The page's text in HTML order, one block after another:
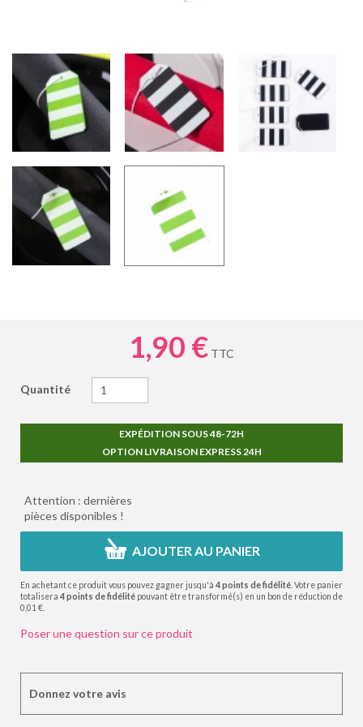
1,90 € TTC
Quantité
EXPÉDITION SOUS 48-72H
OPTION LIVRAISON EXPRESS 24H
Attention : dernières
pièces disponibles !
AJOUTER AU PANIER
En achetant ce produit vous pouvez gagner jusqu'à 4points de fidélité . Votre panier
totalisera 4points de fidélité pouvant être transformé(s) en un bon de réduction de
0,01 €
Poser une question sur ce produit
Donnez votre avis